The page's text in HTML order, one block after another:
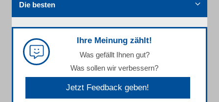
Die besten
Ihre Meinung zählt!
Was gefällt Ihnen gut?
Was sollen wir verbessern?
Jetzt Feedback geben!